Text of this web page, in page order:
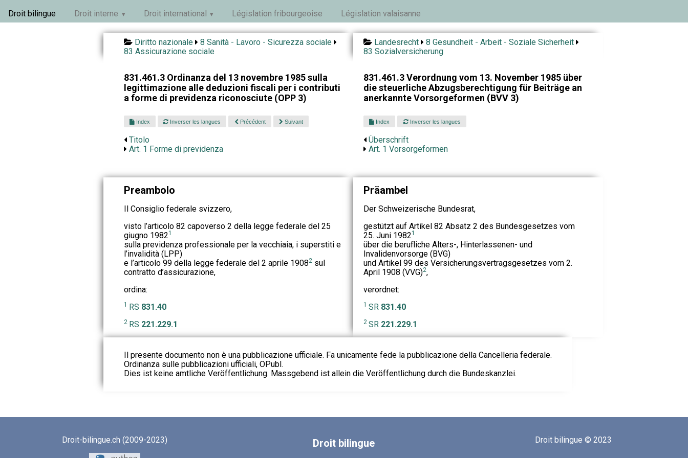
Droit bilingue Droit interne Droit international Législation fribourgeoise Législation valaisanne
Diritto nazionale
8 Sanità - Lavoro - Sicurezza sociale
83 Assicurazione sociale
Landesrecht
8 Gesundheit - Arbeit - Soziale Sicherheit
83 Sozialversicherung
831.461.3 Ordinanza del 13 novembre 1985 sulla
legittimazione alle deduzioni fiscali per i contributi
a forme di previdenza riconosciute (OPP 3)
831.461.3 Verordnung vom 13. November 1985 über
die steuerliche Abzugsberechtigung für Beiträge an
anerkannte Vorsorgeformen (BVV 3)
Index Inverser les langues Précédent Suivant
Titolo
Art. 1 Forme di previdenza
Index Inverser les langues
Überschrift
Art. 1 Vorsorgeformen
Preambolo
Il Consiglio federale svizzero,
visto l’articolo 82 capoverso 2 della legge federale del 25
giugno 19821
sulla previdenza professionale per la vecchiaia, i superstiti e
l’invalidità (LPP)
e l’articolo 99 della legge federale del 2 aprile 19082sul
contratto d’assicurazione,
ordina:
1 RS 831.40
2 RS 221.229.1
Präambel
Der Schweizerische Bundesrat,
gestützt auf Artikel 82 Absatz 2 des Bundesgesetzes vom
25. Juni 19821
über die berufliche Alters-, Hinterlassenen- und
Invalidenvorsorge (BVG)
und Artikel 99 des Versicherungsvertragsgesetzes vom 2.
April 1908 (VVG)2,
verordnet:
1 SR 831.40
2 SR 221.229.1
Il presente documento non è una pubblicazione ufficiale. Fa unicamente fede la pubblicazione della Cancelleria federale.
Ordinanza sulle pubblicazioni ufficiali, OPubl.
Dies ist keine amtliche Veröffentlichung. Massgebend ist allein die Veröffentlichung durch die Bundeskanzlei.
Droit-bilingue.ch (2009-2023) Droit bilingue Droit bilingue © 2023